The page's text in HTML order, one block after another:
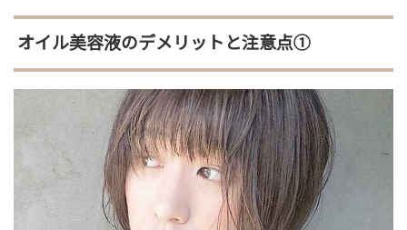
オイル美容液のデメリットと注意点①